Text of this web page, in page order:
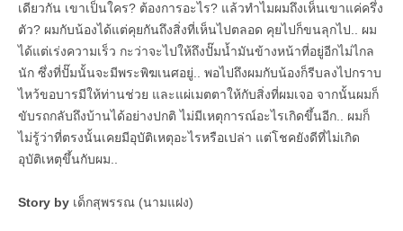
เดียวกัน เขาเป็นใคร? ต้องการอะไร? แล้วทำไมผมถึงเห็นเขาแค่ครึ่ง
ตัว? ผมกับน้องได้แต่คุยกันถึงสิ่งที่เห็นไปตลอด คุยไปก็ขนลุกไป.. ผม
ได้แต่เร่งความเร็ว กะว่าจะไปให้ถึงปั๊มน้ำมันข้างหน้าที่อยู่อีกไม่ไกล
นัก ซึ่งที่ปั๊มนั้นจะมีพระพิฆเนศอยู่.. พอไปถึงผมกับน้องก็รีบลงไปกราบ
ไหว้ขอบารมีให้ท่านช่วย และแผ่เมตตาให้กับสิ่งที่ผมเจอ จากนั้นผมก็
ขับรถกลับถึงบ้านได้อย่างปกติ ไม่มีเหตุการณ์อะไรเกิดขึ้นอีก.. ผมก็
ไม่รู้ว่าที่ตรงนั้นเคยมีอุบัติเหตุอะไรหรือเปล่า แต่โชคยังดีที่ไม่เกิด
อุบัติเหตุขึ้นกับผม..
Story by เด็กสุพรรณ (นามแฝง)